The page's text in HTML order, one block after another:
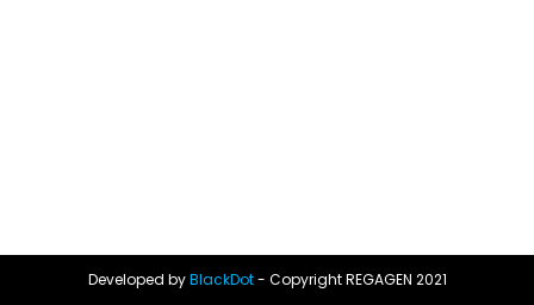
Developed byBlackDot- Copyright REGAGEN 2021